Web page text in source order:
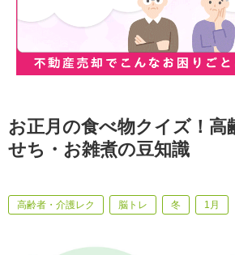
お正月の食べ物クイズ！高
せち・お雑煮の豆知識
高齢者・介護レク 脳トレ 冬 1月